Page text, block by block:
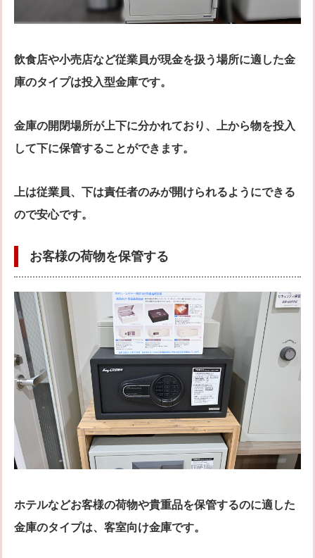
飲食店や小売店など従業員が現金を扱う場所に適した金
庫のタイプは投入型金庫です。
金庫の開閉場所が上下に分かれており、上から物を投入
して下に保管することができます。
上は従業員、下は責任者のみが開けられるようにできる
ので安心です。
お客様の荷物を保管する
ホテルなどお客様の荷物や貴重品を保管するのに適した
金庫のタイプは、客室向け金庫です。